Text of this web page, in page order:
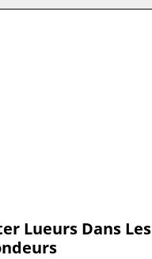
Lueurs Dans Les